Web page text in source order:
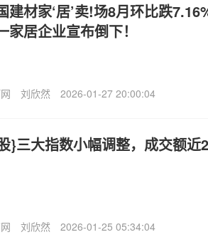
建材家‘居’卖!场8月环比跌
家居企业宣布倒下！
刘欣然 2026-01-27 20:00:04
}三大指数小幅调整，成交额近
刘欣然 2026-01-25 05:34:04